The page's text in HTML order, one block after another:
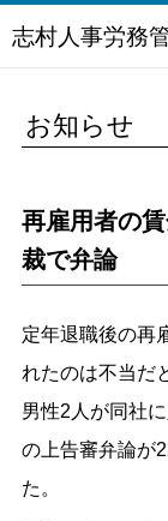
志村人事労務
お知らせ
再雇用者の
裁で弁論
定年退職後の再
れたのは不当だ
男性2人が同社
の上告審弁論が
た。